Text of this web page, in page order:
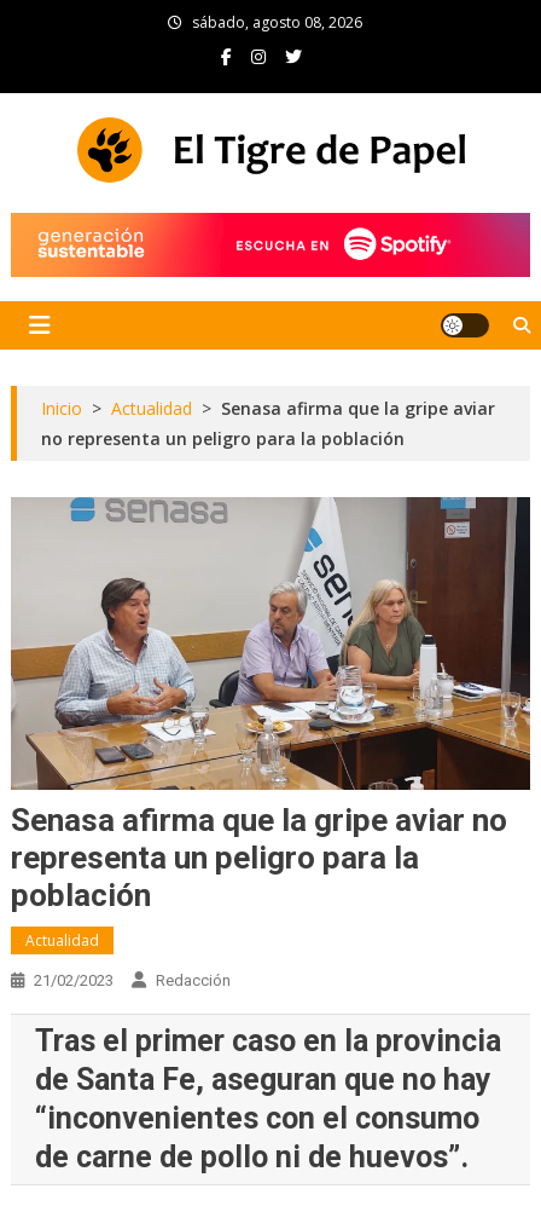
sábado, agosto 08, 2026
Inicio > Actualidad > Senasa afirma que la gripe aviar
no representa un peligro para la población
Senasa afirma que la gripe aviar no
representa un peligro para la
población
Actualidad
21/02/2023 Redacción
Tras el primer caso en la provincia
de Santa Fe, aseguran que no hay
“inconvenientes con el consumo
de carne de pollo ni de huevos”.